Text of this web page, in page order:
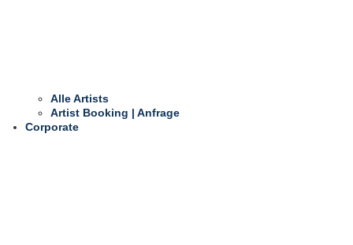
Alle Artists
Artist Booking | Anfrage
Corporate